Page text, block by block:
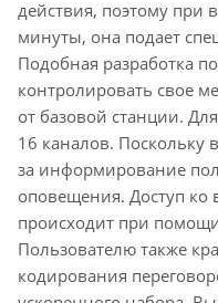
действия, поэтому при
минуты, она подает
Подобная разработка
контролировать свое
от базовой станции.
16 каналов. Поскольку
за информирование
оповещения. Доступ ко
происходит при
Пользователю также
кодирования